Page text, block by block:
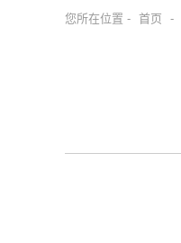
您所在位置 - 首页 -